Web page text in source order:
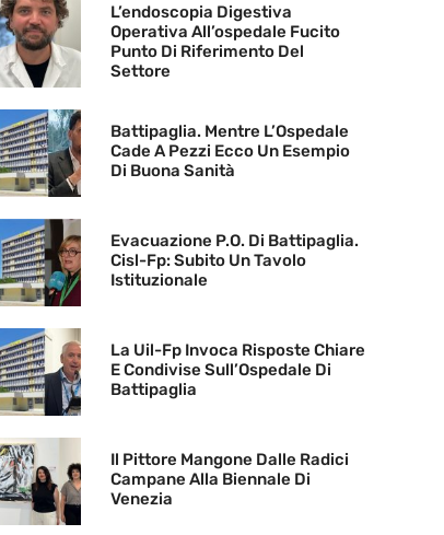
L’endoscopia Digestiva
Operativa All’ospedale Fucito
Punto Di Riferimento Del
Settore
Battipaglia. Mentre L’Ospedale
Cade A Pezzi Ecco Un Esempio
Di Buona Sanità
Evacuazione P.O. Di Battipaglia.
Cisl-Fp: Subito Un Tavolo
Istituzionale
La Uil-Fp Invoca Risposte Chiare
E Condivise Sull’Ospedale Di
Battipaglia
Il Pittore Mangone Dalle Radici
Campane Alla Biennale Di
Venezia